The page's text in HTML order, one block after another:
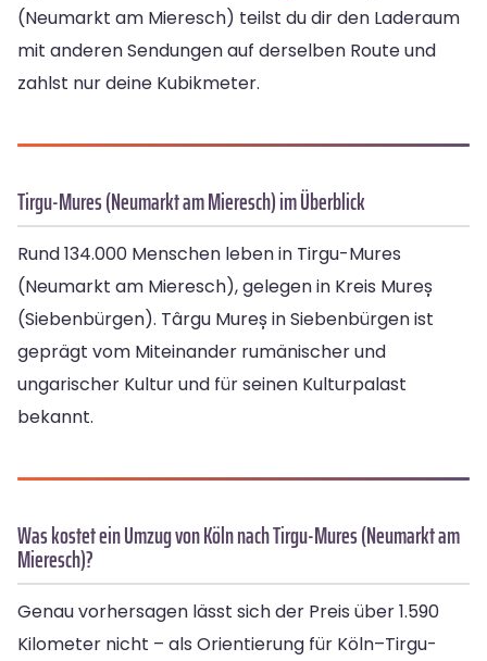
(Neumarkt am Mieresch) teilst du dir den Laderaum
mit anderen Sendungen auf derselben Route und
zahlst nur deine Kubikmeter.
Tirgu-Mures (Neumarkt am Mieresch) im Überblick
Rund 134.000 Menschen leben in Tirgu-Mures
(Neumarkt am Mieresch), gelegen in Kreis Mureș
(Siebenbürgen). Târgu Mureș in Siebenbürgen ist
geprägt vom Miteinander rumänischer und
ungarischer Kultur und für seinen Kulturpalast
bekannt.
Was kostet ein Umzug von Köln nach Tirgu-Mures (Neumarkt am
Mieresch)?
Genau vorhersagen lässt sich der Preis über 1.590
Kilometer nicht – als Orientierung für Köln–Tirgu-